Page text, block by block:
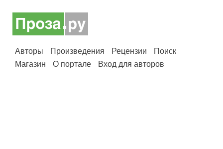
Авторы Произведения Рецензии
Поиск
Магазин
О портале Вход для авторов